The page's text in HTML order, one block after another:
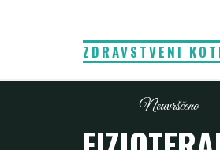
ZDRAVSTVENI
Neuvrščeno